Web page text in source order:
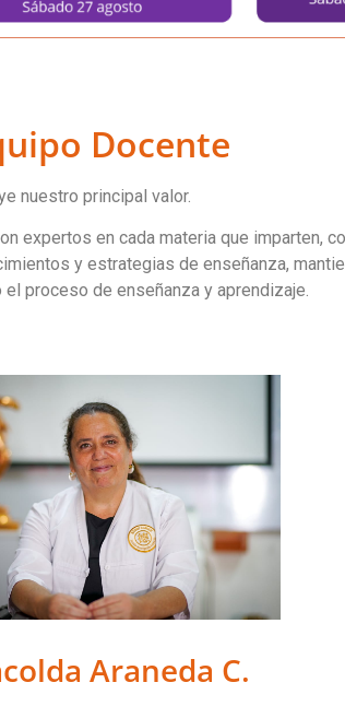
Docente
nuestro principal valor.
expertos en cada materia que imparten,
y estrategias de enseñanza,
proceso de enseñanza y aprendizaje.
Araneda C.